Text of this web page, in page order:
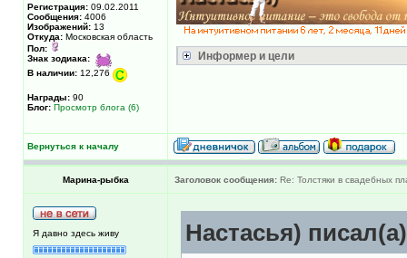
Регистрация: 09.02.2011
Сообщения: 4006
Изображений: 13
Откуда: Московская область
Пол:
Знак зодиака:
В наличии: 12,276
Награды: 90
Блог: Просмотр блога (6)
Информер и цели
Вернуться к началу
Марина-рыбка Заголовок сообщения: Re: Толстяки в свадебных
Я давно здесь живу Настасья)